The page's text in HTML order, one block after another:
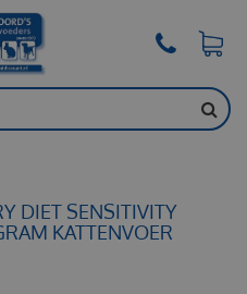
DIET SENSITIVITY
KATTENVOER